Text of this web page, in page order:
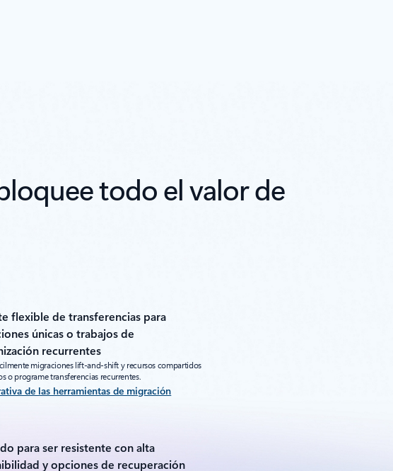
todo el valor de
flexible de transferencias para
únicas o trabajos de
recurrentes
migraciones lift-and-shift y recursos compartidos
o programe transferencias recurrentes.
de las herramientas de migración
para ser resistente con alta
y opciones de recuperación